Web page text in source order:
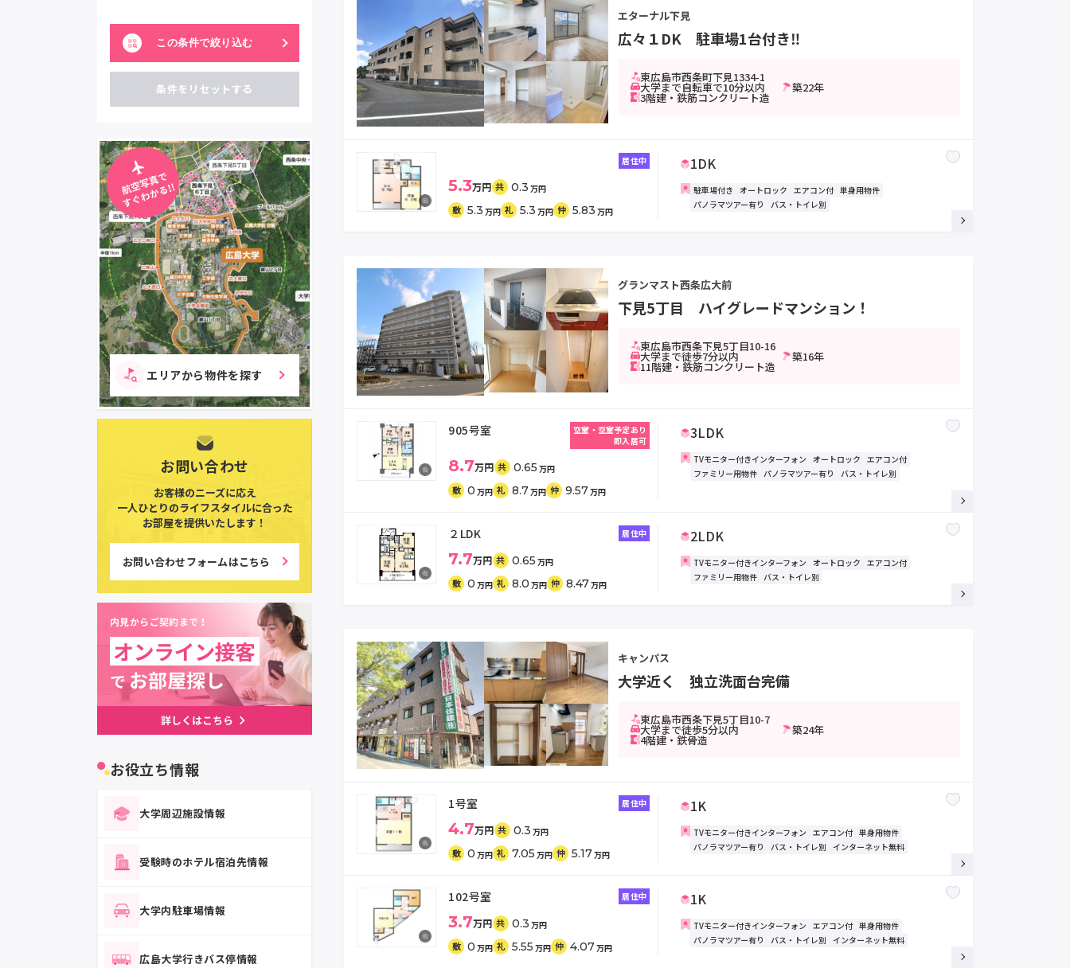
エターナル下見
広々１DK 駐車場1台付き‼
東広島市西条町下見1334-1
大学まで自転車で10分以内 築22年
3階建・鉄筋コンクリート造
居住中
5.3万円 共 0.3 万円
敷 5.3 万円 礼 5.3 万円 仲 5.83 万円
1DK
駐車場付き オートロック エアコン付 単身用物件
パノラマツアー有り
バス・トイレ別
グランマスト西条広大前
下見5丁目 ハイグレードマンション！
東広島市西条下見5丁目10-16
大学まで徒歩7分以内 築16年
11階建・鉄筋コンクリート造
905号室
空室・空室予定あり
即入居可
8.7万円 共 0.65 万円
敷 0 万円 礼 8.7万円 仲 9.57万円
3LDK
TVモニター付きインターフォン オートロック エアコン付
ファミリー用物件 パノラマツアー有り バス・トイレ別
２LDK 居住中
7.7万円 共 0.65 万円
敷 0 万円 礼 8.0 万円 仲 8.47万円
2LDK
TVモニター付きインターフォン オートロック エアコン付
ファミリー用物件 バス・トイレ別
キャンパス
大学近く 独立洗面台完備
東広島市西条下見5丁目10-7
大学まで徒歩5分以内 築24年
4階建・鉄骨造
1号室 居住中
4.7万円 共 0.3 万円
敷 0 万円 礼 7.05 万円 仲 5.17万円
1K
TVモニター付きインターフォン エアコン付 単身用物件
パノラマツアー有り
バス・トイレ別 インターネット無料
102号室 居住中
3.7万円 共 0.3 万円
敷 0 万円 礼 5.55 万円 仲 4.07万円
1K
TVモニター付きインターフォン エアコン付 単身用物件
パノラマツアー有り
バス・トイレ別 インターネット無料
この条件で絞り込む
条件をリセットする
エリアから物件を探す
お問い合わせ
お客様のニーズに応え
一人ひとりのライフスタイルに合った
お部屋を提供いたします！
お問い合わせフォームはこちら
お役立ち情報
大学周辺施設情報
受験時のホテル宿泊先情報
大学内駐車場情報
広島大学行きバス停情報